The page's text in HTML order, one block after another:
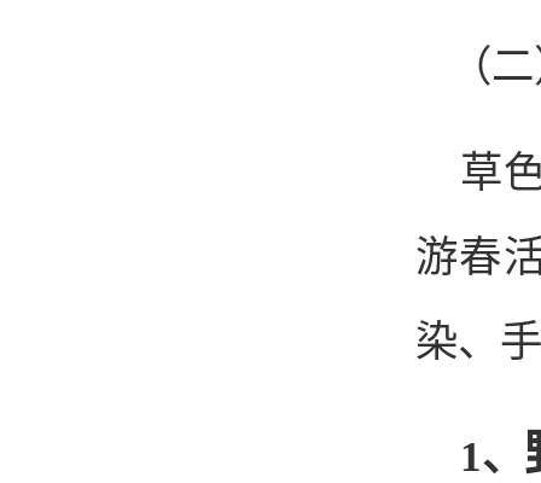
（
草
游春
染、
1、